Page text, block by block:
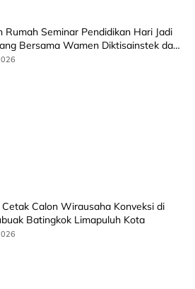
Rumah Seminar Pendidikan Hari Jadi
Bersama Wamen Diktisainstek dan
Malaysia
Cetak Calon Wirausaha Konveksi di
Batingkok Limapuluh Kota